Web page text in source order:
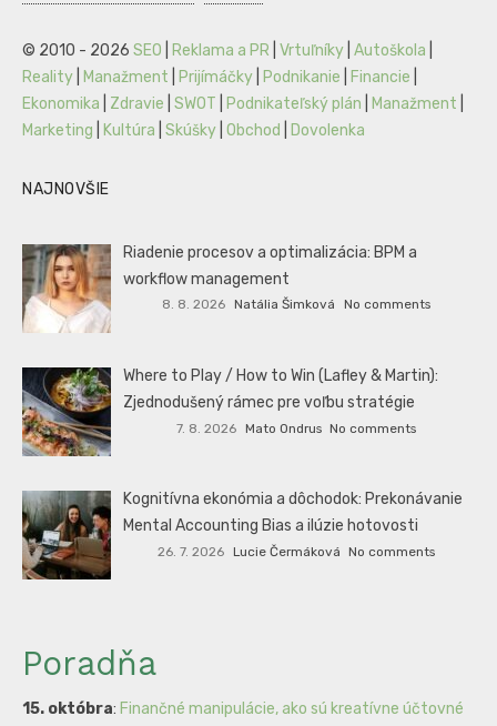
© 2010 - 2026 SEO Reklama a PR Vrtuľníky Autoškola
Reality
Manažment Prijímáčky Podnikanie Financie
Ekonomika
Zdravie SWOT Podnikateľský plán Manažment
Marketing
Kultúra Skúšky Obchod Dovolenka
NAJNOVŠIE
Riadenie procesov a optimalizácia: BPM a
workflow management
8. 8. 2026 Natália Šimková No comments
Where to Play / How to Win (Lafley & Martin):
Zjednodušený rámec pre voľbu stratégie
7. 8. 2026 Mato Ondrus No comments
Kognitívna ekonómia a dôchodok: Prekonávanie
Mental Accounting Bias a ilúzie hotovosti
26. 7. 2026 Lucie Čermáková No comments
Poradňa
15. októbra: Finančné manipulácie, ako sú kreatívne účtovné